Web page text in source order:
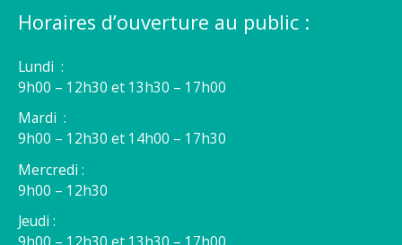
Horaires d’ouverture au public :
Lundi :
9h00 – 12h30 et 13h30 – 17h00
Mardi :
9h00 – 12h30 et 14h00 – 17h30
Mercredi :
9h00 – 12h30
Jeudi :